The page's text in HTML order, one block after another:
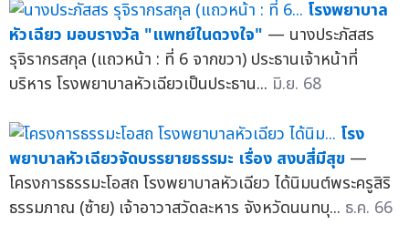
โรงพยาบาล
หัวเฉียว มอบรางวัล "แพทย์ในดวงใจ" — นางประภัสสร
รุจิรากรสกุล (แถวหน้า : ที่ 6 จากขวา) ประธานเจ้าหน้าที่
บริหาร โรงพยาบาลหัวเฉียวเป็นประธาน... มิ.ย. 68
โรง
พยาบาลหัวเฉียวจัดบรรยายธรรมะ เรื่อง สงบสี่มีสุข —
โครงการธรรมะโอสถ โรงพยาบาลหัวเฉียว ได้นิมนต์พระครูสิริ
ธรรมภาณ (ซ้าย) เจ้าอาวาสวัดละหาร จังหวัดนนทบุ... ธ.ค. 66